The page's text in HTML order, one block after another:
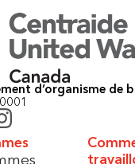
d’organisme de